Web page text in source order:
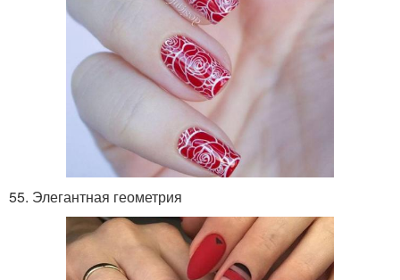
55. Элегантная геометрия